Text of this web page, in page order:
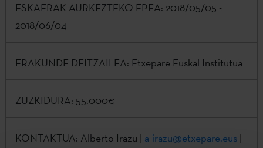
ESKAERAK AURKEZTEKO EPEA: 2018/05/05 -
2018/06/04
ERAKUNDE DEITZAILEA: Etxepare Euskal Institutua
ZUZKIDURA: 55.000€
KONTAKTUA: Alberto Irazu | a-irazu@etxepare.eus |